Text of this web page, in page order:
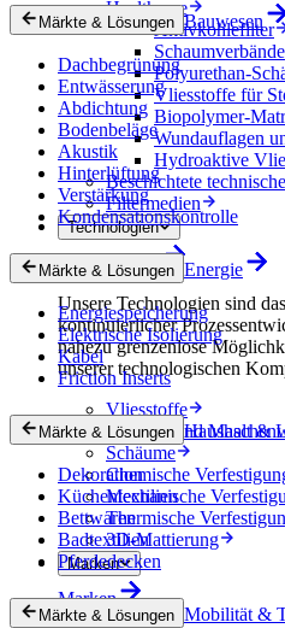
Healthcare
Aktivkohlefilter
Schaumverbände
Polyurethan-
Vliesstoffe für
Biopolymer-
Wundauflagen
Hydroaktive
Beschichtete
Filtermedien
Technologien
Technologien
Unsere Technologien sind
kontinuierlicher
nahezu grenzenlose
unserer technologischen
Vliesstoffe
Gewebe und
Schäume
Chemische
Mechanische
Thermische
3D-Mattierung
Marken
Marken
Märkte & Lösungen Bauwesen
Dachbegrünung
Entwässerung
Abdichtung
Bodenbeläge
Akustik
Hinterlüftung
Verstärkung
Kondensationskontrolle
Märkte & Lösungen Energie
Energiespeicherung
Elektrische Isolierung
Kabel
Friction Inserts
Märkte & Lösungen Haushalt &
Dekoration
Küchentextilien
Bettwaren
Badtextilien
Pferdedecken
Märkte & Lösungen Mobilität &